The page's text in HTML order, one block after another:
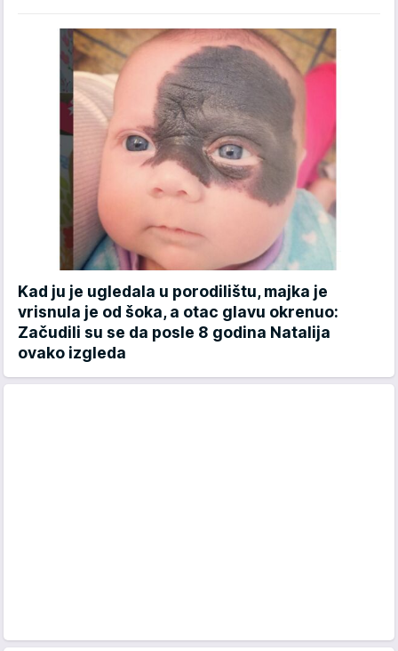
Kad ju je ugledala u porodilištu, majka je
vrisnula je od šoka, a otac glavu okrenuo:
Začudili su se da posle 8 godina Natalija
ovako izgleda